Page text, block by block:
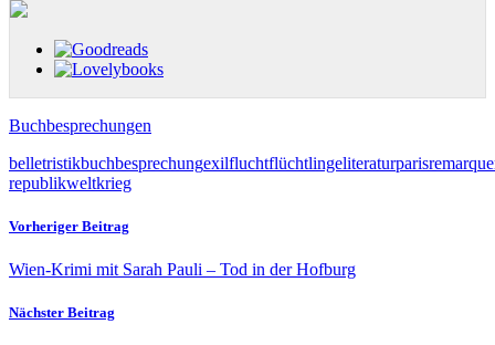
Buchbesprechungen
belletristikbuchbesprechungexilfluchtflüchtlingeliteraturparisremarque
republikweltkrieg
Vorheriger Beitrag
Wien-Krimi mit Sarah Pauli – Tod in der Hofburg
Nächster Beitrag